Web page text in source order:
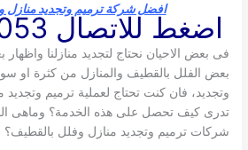
افضل شركة ترميم وتجديد منازل
اضغط للاتصال 0541008053
فى بعض الاحيان نحتاج لتجديد منازلنا واظهار
بعض الفلل بالقطيف والمنازل من كثرة او
وتجديد، فان كنت تحتاج لعملية ترميم وتجديد
تدرى كيف تحصل على هذه الخدمة؟ وماهى
شركات ترميم وتجديد منازل وفلل بالقطيف؟